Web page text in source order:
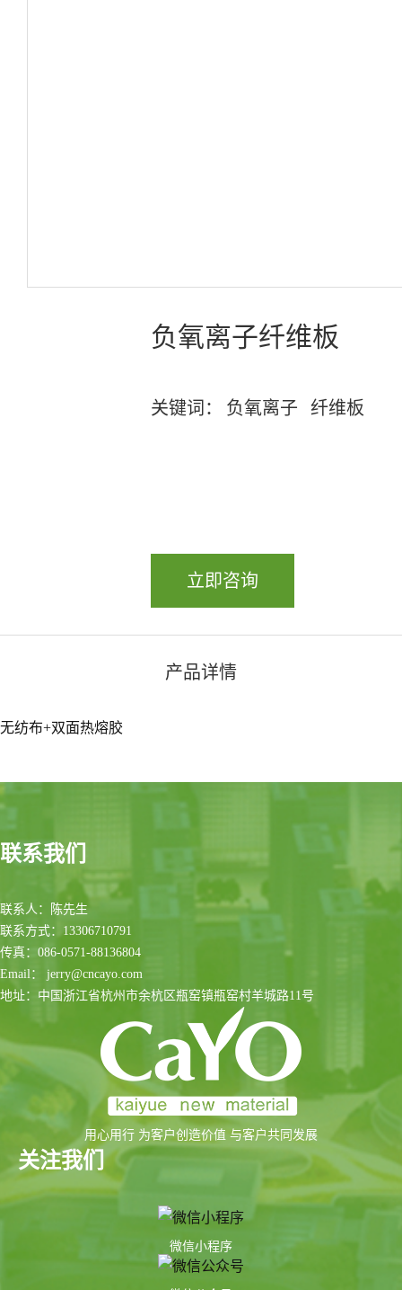
负氧离子纤维板
关键词： 负氧离子 纤维板
立即咨询
产品详情
无纺布+双面热熔胶
联系我们
联系人：陈先生
联系方式：13306710791
传真：086-0571-88136804
Email： jerry@cncayo.com
地址：中国浙江省杭州市余杭区瓶窑镇瓶窑村羊城路11号
用心用行 为客户创造价值 与客户共同发展
关注我们
微信小程序